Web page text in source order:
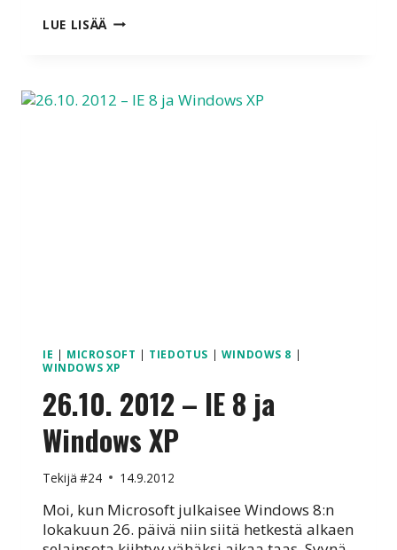
LUE LISÄÄ 10
2020?
IE | MICROSOFT | TIEDOTUS | WINDOWS 8 |
WINDOWS XP
26.10. 2012 – IE 8 ja
Windows XP
Tekijä #24 14.9.2012
Moi, kun Microsoft julkaisee Windows 8:n
lokakuun 26. päivä niin siitä hetkestä alkaen